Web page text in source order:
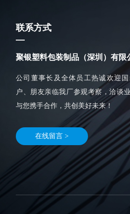
联系方式
—
聚银塑料包装制品（深圳）有限
公司董事长及全体员工热诚欢迎
户、朋友亲临我厂参观考察，洽谈
与您携手合作，共创美好未来！
在线留言 >